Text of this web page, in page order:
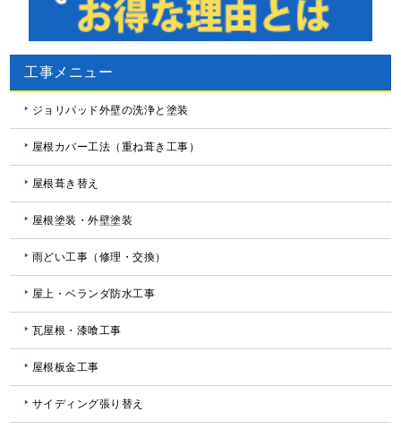
工事メニュー
ジョリパッド外壁の洗浄と塗装
屋根カバー工法（重ね葺き工事）
屋根葺き替え
屋根塗装・外壁塗装
雨どい工事（修理・交換）
屋上・ベランダ防水工事
瓦屋根・漆喰工事
屋根板金工事
サイディング張り替え